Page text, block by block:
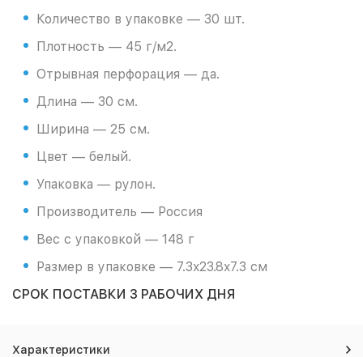
Количество в упаковке — 30 шт.
Плотность — 45 г/м2.
Отрывная перфорация — да.
Длина — 30 см.
Ширина — 25 см.
Цвет — белый.
Упаковка — рулон.
Производитель — Россия
Вес с упаковкой — 148 г
Размер в упаковке — 7.3x23.8x7.3 см
СРОК ПОСТАВКИ 3 РАБОЧИХ ДНЯ
Характеристики